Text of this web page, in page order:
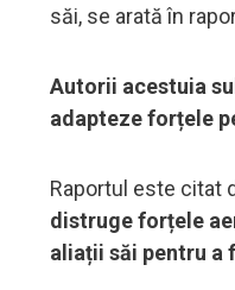
săi, se arată în
Autorii acestuia
adapteze forțele
Raportul este citat
distruge forțele
aliații săi pentru a